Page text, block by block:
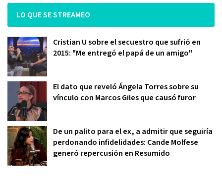
LO QUE SE STREAMEO
Cristian U sobre el secuestro que sufrió en
2015: "Me entregó el papá de un amigo"
El dato que reveló Ángela Torres sobre su
vínculo con Marcos Giles que causó furor
De un palito para el ex, a admitir que seguiría
perdonando infidelidades: Cande Molfese
generó repercusión en Resumido